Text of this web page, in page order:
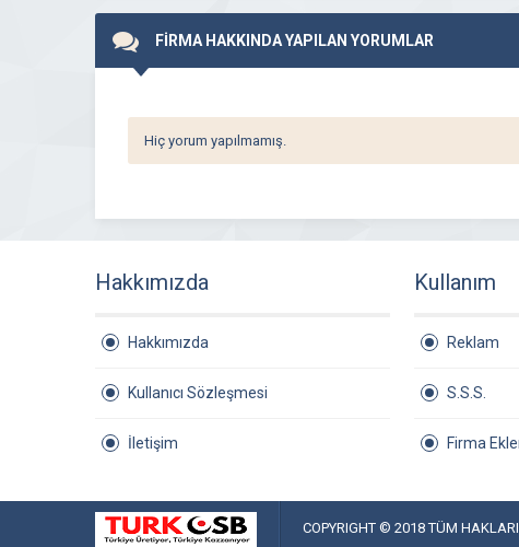
FİRMA HAKKINDA YAPILAN YORUMLAR
Hiç yorum yapılmamış.
Hakkımızda
Hakkımızda
Kullanıcı Sözleşmesi
İletişim
Kullanım
Reklam
S.S.S.
Firma
COPYRIGHT © 2018 TÜM